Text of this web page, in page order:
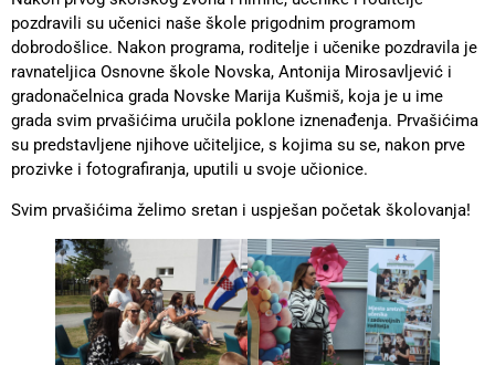
pozdravili su učenici naše škole prigodnim programom
dobrodošlice. Nakon programa, roditelje i učenike pozdravila je
ravnateljica Osnovne škole Novska, Antonija Mirosavljević i
gradonačelnica grada Novske Marija Kušmiš, koja je u ime
grada svim prvašićima uručila poklone iznenađenja. Prvašićima
su predstavljene njihove učiteljice, s kojima su se, nakon prve
prozivke i fotografiranja, uputili u svoje učionice.
Svim prvašićima želimo sretan i uspješan početak školovanja!